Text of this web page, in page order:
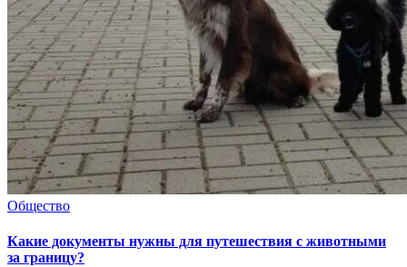
Общество
Какие документы нужны для путешествия с животными
за границу?